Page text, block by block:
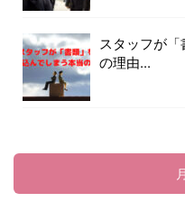
スタッフが
の理由...